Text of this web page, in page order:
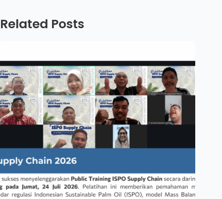
Related Posts